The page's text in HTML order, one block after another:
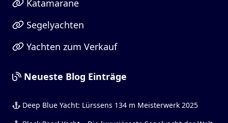
Katamarane
Segelyachten
Yachten zum Verkauf
Neueste Blog Einträge
Deep Blue Yacht: Lürssens 134 m Meisterwerk 2025